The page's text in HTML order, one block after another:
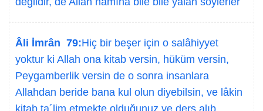
Âli İmrân 79:Hiç bir beşer için o salâhiyyet
yoktur ki Allah ona kitab versin, hüküm versin,
Peygamberlik versin de o sonra insanlara
Allahdan beride bana kul olun diyebilsin, ve lâkin
kitab ta´lim etmekte olduğunuz ve ders alıb